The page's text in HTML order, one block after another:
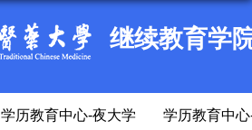
继续教育学
学历教育中心-夜大学 学历教育中